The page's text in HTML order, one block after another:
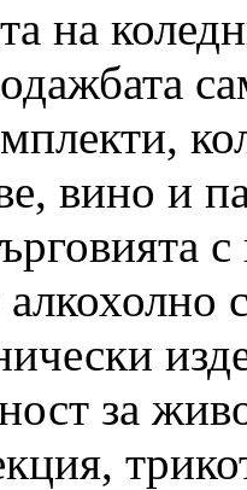
на
вино и
за